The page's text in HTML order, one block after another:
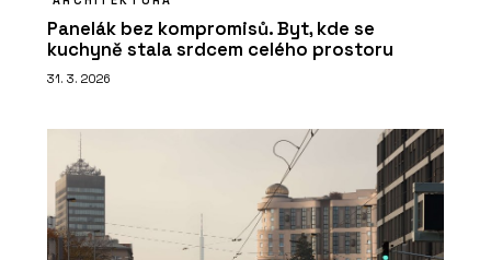
Panelák bez kompromisů. Byt, kde se
kuchyně stala srdcem celého prostoru
31. 3. 2026